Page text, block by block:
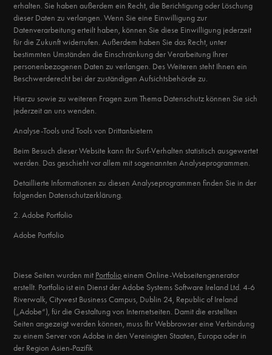
erhalten. Sie haben außerdem ein Recht, die Berichtigung oder Löschung
dieser Daten zu verlangen. Wenn Sie eine Einwilligung zur
Datenverarbeitung erteilt haben, können Sie diese Einwilligung jederzeit
für die Zukunft widerrufen. Außerdem haben Sie das Recht, unter
bestimmten Umständen die Einschränkung der Verarbeitung Ihrer
personenbezogenen Daten zu verlangen. Des Weiteren steht Ihnen ein
Beschwerderecht bei der zuständigen Aufsichtsbehörde zu.
Hierzu sowie zu weiteren Fragen zum Thema Datenschutz können Sie sich
jederzeit an uns wenden.
Analyse-Tools und Tools von Dritt­anbietern
Beim Besuch dieser Website kann Ihr Surf-Verhalten statistisch ausgewertet
werden. Das geschieht vor allem mit sogenannten Analyseprogrammen.
Detaillierte Informationen zu diesen Analyseprogrammen finden Sie in der
folgenden Datenschutzerklärung.
2. Adobe Portfolio
Adobe Portfolio
Diese Seiten wurden mit Portfolioeinem Online-Webseitengenerator
erstellt. Portfolio ist ein Dienst der Adobe Systems Software Ireland Ltd. 4-6
Riverwalk, Citywest Business Campus, Dublin 24, Republic of Ireland
(„Adobe“), für die Gestaltung von Internetseiten. Damit die erstellten
Seiten angezeigt werden können, muss Ihr Webbrowser eine Verbindung
zu einem Server von Adobe in den Vereinigten Staaten, Europa oder in
der Region Asien-Pazifik